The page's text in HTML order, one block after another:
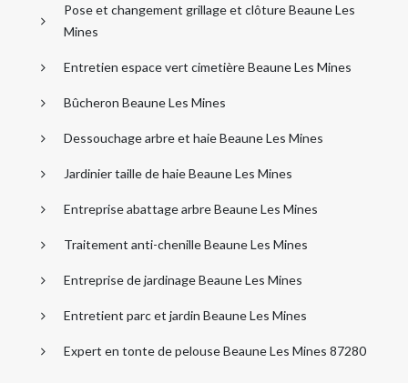
Pose et changement grillage et clôture Beaune Les
Mines
Entretien espace vert cimetière Beaune Les Mines
Bûcheron Beaune Les Mines
Dessouchage arbre et haie Beaune Les Mines
Jardinier taille de haie Beaune Les Mines
Entreprise abattage arbre Beaune Les Mines
Traitement anti-chenille Beaune Les Mines
Entreprise de jardinage Beaune Les Mines
Entretient parc et jardin Beaune Les Mines
Expert en tonte de pelouse Beaune Les Mines 87280